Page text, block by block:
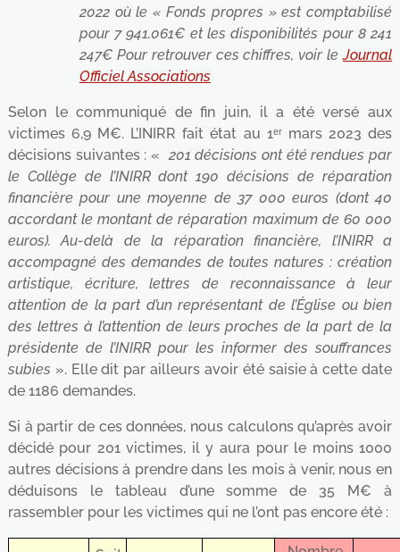
2022 où le « Fonds propres » est comptabilisé
pour 7 941.061€ et les disponibilités pour 8 241
247€ Pour retrouver ces chiffres, voir leJournal
Officiel Associations
Selon le communiqué de fin juin, il a été versé aux
victimes 6,9 M€. L’INIRR fait état au 1ᵉʳ mars 2023 des
décisions suivantes : «201 décisions ont été rendues par
le Collège de l’INIRR dont 190 décisions de réparation
financière pour une moyenne de 37 000 euros (dont 40
accordant le montant de réparation maximum de 60 000
euros). Au-delà de la réparation financière, l’INIRR a
accompagné des demandes de toutes natures : création
artistique, écriture, lettres de reconnaissance à leur
attention de la part d’un représentant de l’Église ou bien
des lettres à l’attention de leurs proches de la part de la
présidente de l’INIRR pour les informer des souffrances
subies ». Elle dit par ailleurs avoir été saisie à cette date
de 1186 demandes.
Si à partir de ces données, nous calculons qu’après avoir
décidé pour 201 victimes, il y aura pour le moins 1000
autres décisions à prendre dans les mois à venir, nous en
déduisons le tableau d’une somme de 35 M€ à
rassembler pour les victimes qui ne l’ont pas encore été :